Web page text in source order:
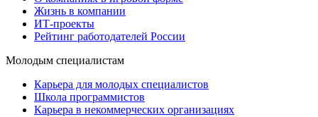
Жизнь в компании
ИТ-проекты
Рейтинг работодателей России
Молодым специалистам
Карьера для молодых специалистов
Школа программистов
Карьера в некоммерческих организациях